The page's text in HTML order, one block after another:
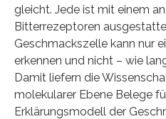
gleicht. Jede ist mit einem
Bitterrezeptoren
Geschmackszelle kann nur
erkennen und nicht – wie
Damit liefern die
molekularer Ebene Belege
Erklärungsmodell der